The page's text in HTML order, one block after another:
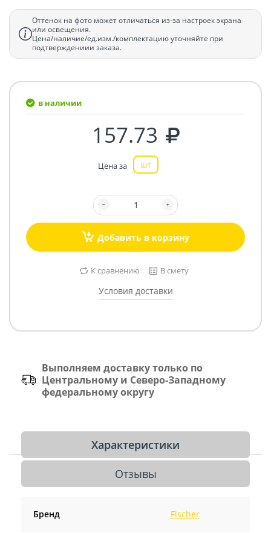
Оттенок на фото может отличаться из-за настроек экрана
или освещения.
Цена/наличие/ед.изм./комплектацию уточняйте при
подтверждениии заказа.
в наличии
157.73
Цена за шт
Добавить в корзину
К сравнению В смету
Условия доставки
Выполняем доставку только по
Центральному и Северо-Западному
федеральному округу
Характеристики
Отзывы
Бренд Fischer